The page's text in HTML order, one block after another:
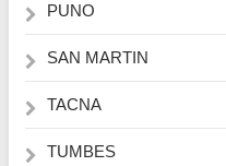
PUNO
SAN MARTIN
TACNA
TUMBES